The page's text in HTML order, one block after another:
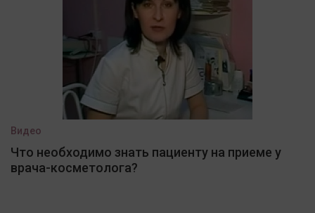
Видео
Что необходимо знать пациенту на приеме у
врача-косметолога?